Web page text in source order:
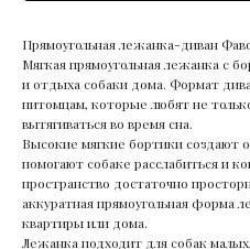
Прямоугольная лежанка-диван
Мягкая прямоугольная лежанка с
и отдыха собаки дома. Формат
питомцам, которые любят не
вытягиваться во время сна.
Высокие мягкие бортики
помогают собаке расслабиться и
пространство достаточно
аккуратная прямоугольная форма
квартиры или дома.
Лежанка подходит для собак